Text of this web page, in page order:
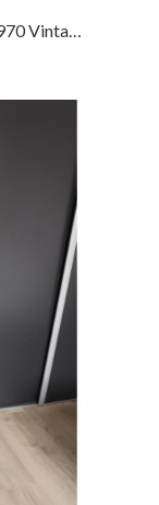
Manteau Laine Rouge 85% Laine 1970 Vintage...